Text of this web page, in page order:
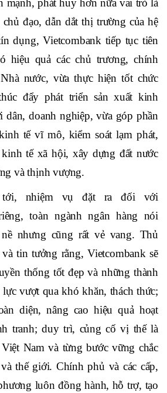
số 100 Ngân hàng lớn nhất khu
đoàn ngân hàng tài chính lớn
doanh nghiệp niêm yết lớn nhất
sự phát triển bền vững của Việt
mạnh, phát huy hơn nữa vai trò là
đạo, dẫn dắt thị trường của hệ
dụng, Vietcombank tiếp tục tiên
hiệu quả các chủ trương, chính
nước, vừa thực hiện tốt chức
đẩy phát triển sản xuất kinh
dân, doanh nghiệp, vừa góp phần
tế vĩ mô, kiểm soát lạm phát,
tế xã hội, xây dựng đất nước
và thịnh vượng.
tới, nhiệm vụ đặt ra đối với
toàn ngành ngân hàng nói
nhưng cũng rất vẻ vang. Thủ
tin tưởng rằng, Vietcombank sẽ
thống tốt đẹp và những thành
vượt qua khó khăn, thách thức;
diện, nâng cao hiệu quả hoạt